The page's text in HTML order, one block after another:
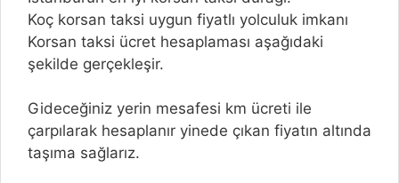
Koç korsan taksi uygun fiyatlı yolculuk imkanı
Korsan taksi ücret hesaplaması aşağıdaki
şekilde gerçekleşir.
Gideceğiniz yerin mesafesi km ücreti ile
çarpılarak hesaplanır yinede çıkan fiyatın altında
taşıma sağlarız.